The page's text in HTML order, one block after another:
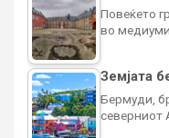
Повеќето
во
Земјата
Бермуди,
северниот